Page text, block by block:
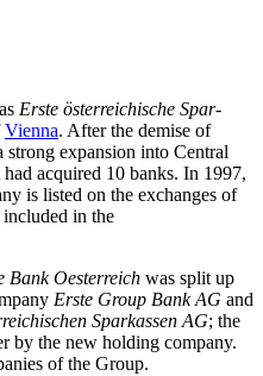
Erste österreichische Spar-
Vienna. After the demise of
strong expansion into Central
acquired 10 banks. In 1997,
is listed on the exchanges of
included in the
Bank Oesterreich was split up
Erste Group Bank AG and
Sparkassen AG; the
by the new holding company.
of the Group.